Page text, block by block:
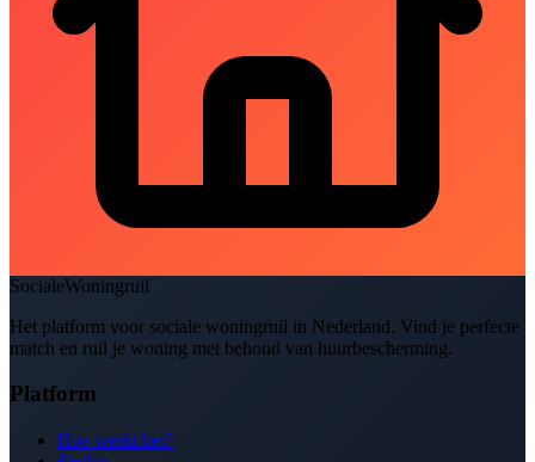
SocialeWoningruil
Het platform voor sociale woningruil in Nederland. Vind je perfecte
match en ruil je woning met behoud van huurbescherming.
Platform
Hoe werkt het?